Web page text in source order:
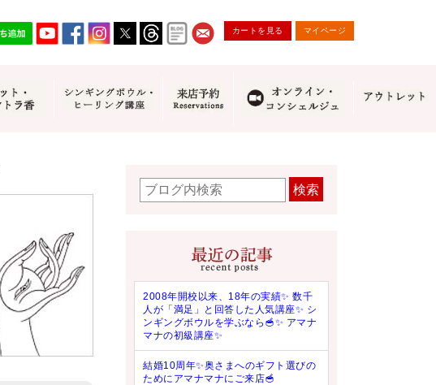
カートを見る マイページ
検索
2008年開校以来、18年の実績✨ 数千
人が「満足」と回答した人気講座✨ シ
ンギングボウルを学ぶなら🥣✨ アマナ
マナの初級講座✨
結婚10周年✨奥さまへのギフト選びの
ためにアマナマナにご来店🥣